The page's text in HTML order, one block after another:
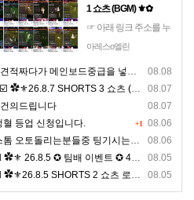
1 쇼츠 (BGM) ⚜✿
☞ 아래 링크 주소를 누
르시면, 고화질 쇼츠를
https://youtube.com/shorts/
클릭 9:16 비율의 4K 숏
츠 >> 폰으로 보시면 선
아레스o엘린
08.08
견적짜다가 메인보드중급을 넣는 이유에 대한 설명영상이 될까 해서 올려보아요
08.07
☑️ ✿⚜26.8.7 SHORTS 3 쇼츠 (BGM) ⚜✿
08.07
건의드립니다
+1 08.06
혈 등업 신청입니다.
08.06
오토돌리는분들중 팅기시는분있나요 ?ㅠㅠ
08.05
26.8.5 ✪ 팀배 이벤트 ✪ 4K ⚜✿
08.05
SHORTS 2 쇼츠 로드 (BGM) ⚜✿ 고화질